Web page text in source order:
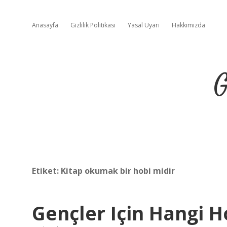
Anasayfa Gizlilik Politikası Yasal Uyarı Hakkımızda
Etiket: Kitap okumak bir hobi midir
Gençler Için Hangi